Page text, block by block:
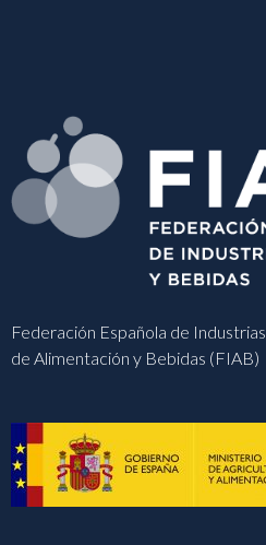
Federación Española de Industrias
de Alimentación y Bebidas (FIAB)